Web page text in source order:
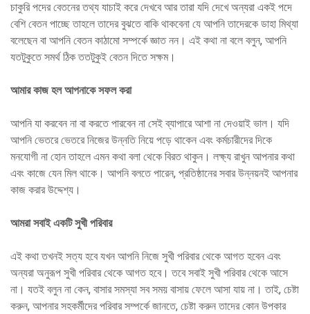
চাকুরি পদের বেতনের তথ্য যাচাই করে দেখবে আর তারা যদি দেখে অন্যরা একই পদে
বেশি বেতন পাচ্ছে তাহলে তাদের বুঝতে বাকি থাকবেনা যে আপনি তাদেরকে ডাহা মিথ্যা
বলেছেন বা আপনি বেতন কাঠামো সম্পর্কে জ্ঞাত নন। এই কথা না বলে বলুন, আপনি
যতটুকুতে সমর্থ ঠিক ততটুকুই বেতন দিতে সক্ষম।
আমার কাজ হল আপনাকে সফল করা
আপনি যা করবেন না বা করতে পারবেন না সেই ব্যাপারে আশা না দেওয়াই ভাল। যদি
আপনি ভেতরে ভেতরে নিজের উন্নতি নিয়ে পড়ে থাকেন এবং কর্মচারীদের দিকে
মনযোগী না হোন তাহলে এমন কথা বলা থেকে বিরত থাকুন। লক্ষ্য রাখুন আপনার কথা
এবং কাজে যেন মিল থাকে। আপনি বলতে পারেন, প্রতিষ্ঠানের সবার উন্নয়নই আপনার
কাজ করার উদ্দেশ্য।
আমরা সবাই একটি সুখী পরিবার
এই কথা তখনই সত্য হবে যখন আপনি নিজে সুখী পরিবার থেকে আগত হবেন এবং
অন্যরা অনুরূপ সুখী পরিবার থেকে আগত হবে। তবে সবাই সুখী পরিবার থেকে আসে
না। যতই বলুন না কেন, বাসার সমস্যা সব সময় বাসায় ফেলে আসা যায় না। তাই, চেষ্টা
করুন, আপনার সহকর্মীদের পরিবার সম্পর্কে জানতে, চেষ্টা করুন তাদের কোন উপকার